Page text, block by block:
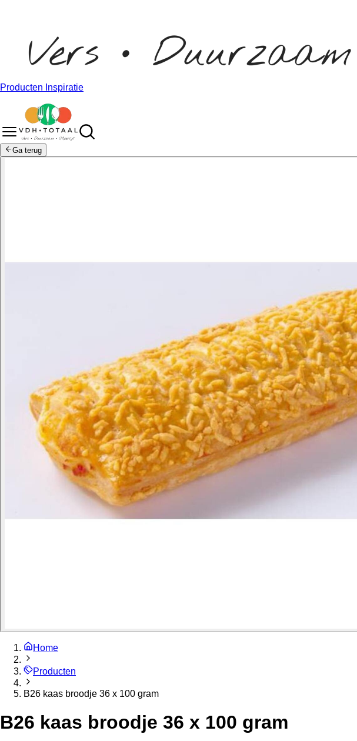
Producten Inspiratie
Ga terug
Home
Producten
B26 kaas broodje 36 x 100 gram
B26 kaas broodje 36 x 100 gram